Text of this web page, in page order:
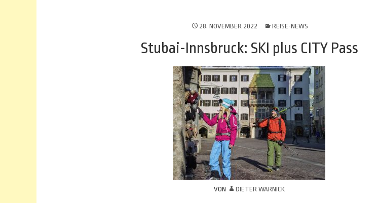
28. NOVEMBER 2022 REISE-NEWS
Stubai-Innsbruck: SKI plus CITY Pass
VON DIETER WARNICK